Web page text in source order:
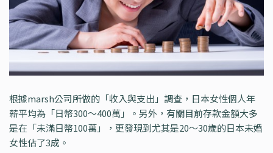
根據marsh公司所做的「收入與支出」調查，日本女性個人年
薪平均為「日幣300～400萬」。另外，有關目前存款金額大多
是在「未滿日幣100萬」，更發現到尤其是20～30歲的日本未婚
女性佔了3成。